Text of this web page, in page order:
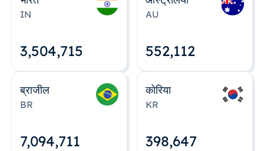
IN
3,504,715
AU
552,112
ब्राजील
BR
7,094,712
कोरिया
KR
398,648